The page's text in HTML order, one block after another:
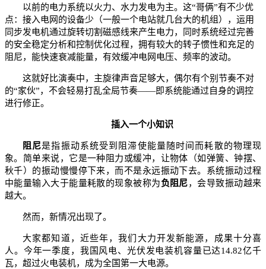
以前的电力系统以火力、水力发电为主。这“哥俩”有不少优
点：接入电网的设备少（一般一个电站就几台大的机组），运用
同步发电机通过旋转切割磁感线来产生电力，同时系统经过完善
的安全稳定分析和控制优化过程，拥有较大的转子惯性和充足的
阻尼，能快速衰减能量，有效缓冲电网电压、频率的波动。
这就好比演奏中，主旋律声音足够大，偶尔有个别节奏不对
的“家伙”，不会轻易打乱全局节奏——即系统能通过自身的调控
进行修正。
插入一个小知识
阻尼是指振动系统受到阻滞使能量随时间而耗散的物理现
象。简单来说，它是一种阻力或缓冲，让物体（如弹簧、钟摆、
秋千）的振动慢慢停下来，而不是永远振动下去。系统振动过程
中能量输入大于能量耗散的现象被称为负阻尼，会导致振动越来
越大。
然而，新情况出现了。
大家都知道，近些年，我们大力开发新能源，成果十分喜
人。今年一季度，我国风电、光伏发电装机容量已达14.82亿千
瓦，超过火电装机，成为全国第一大电源。